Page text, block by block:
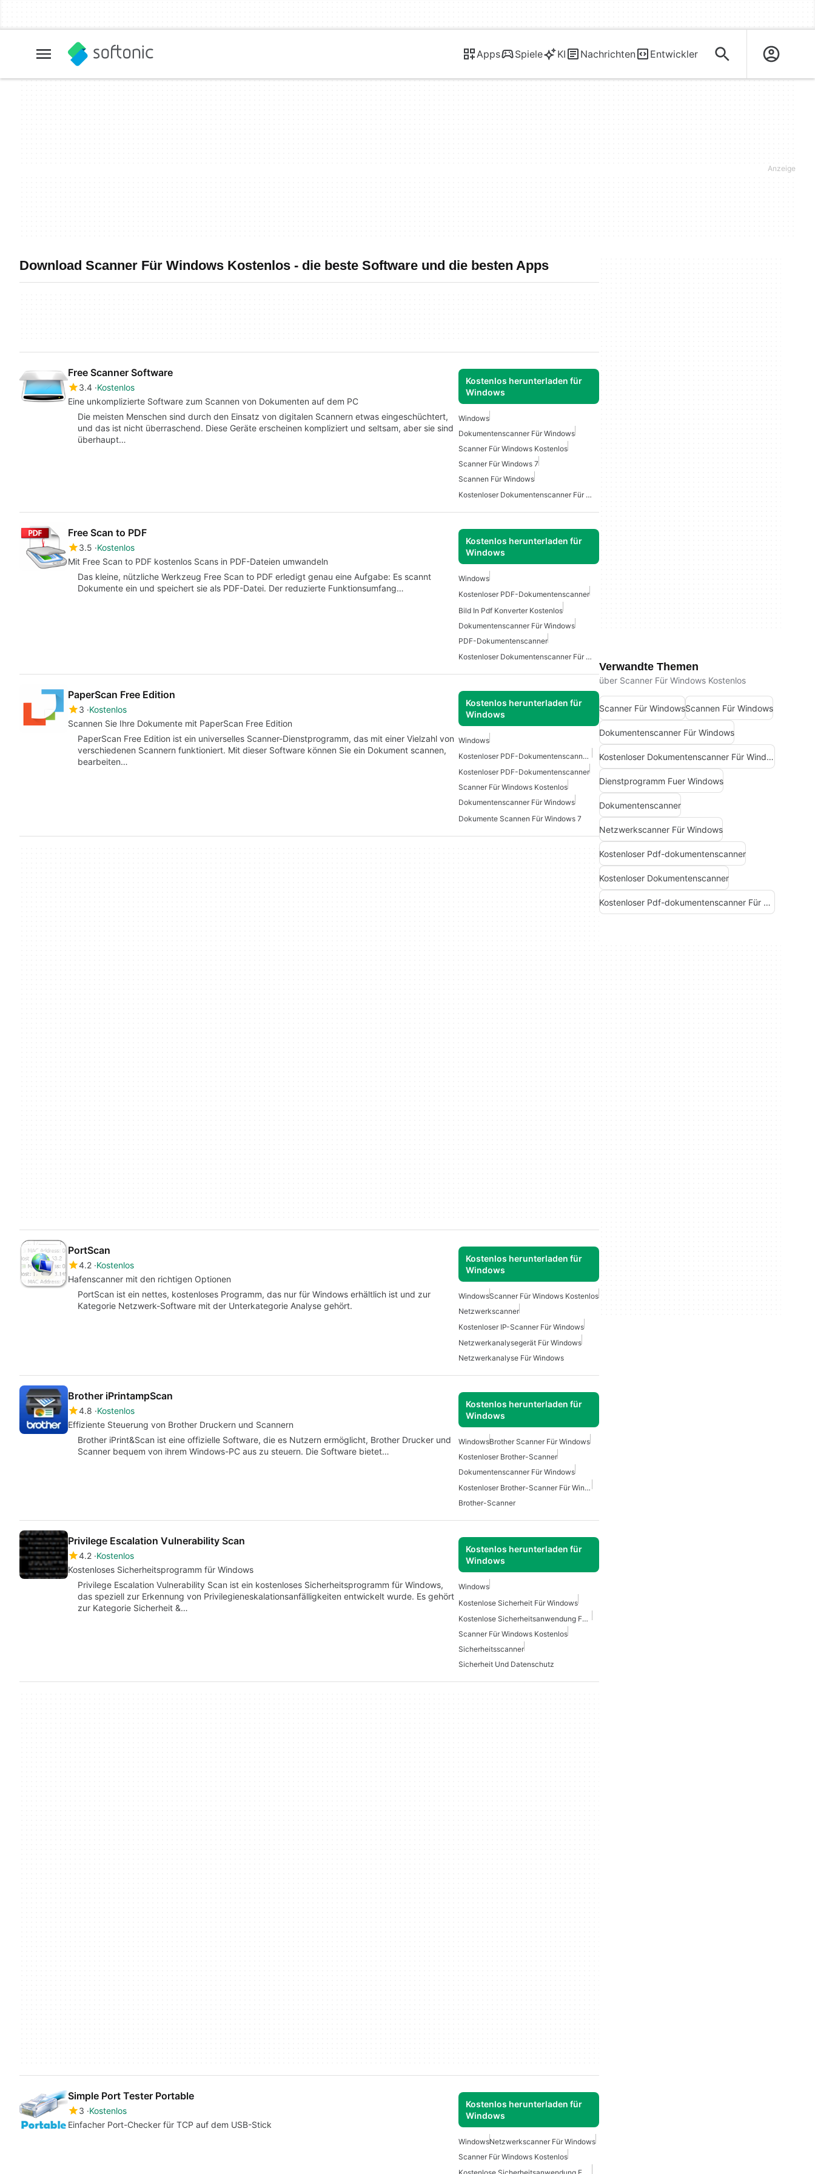
Apps Spiele KI Nachrichten Entwickler
Download Scanner Für Windows Kostenlos - die beste Software und die besten Apps
Free Scanner Software
3.4 Kostenlos
Eine unkomplizierte Software zum Scannen von Dokumenten auf dem PC
Kostenlos herunterladen für
Windows
Die meisten Menschen sind durch den Einsatz von digitalen Scannern etwas eingeschüchtert,
und das ist nicht überraschend. Diese Geräte erscheinen kompliziert und seltsam, aber sie sind
überhaupt…
Windows
Dokumentenscanner Für Windows
Scanner Für Windows Kostenlos
Scanner Für Windows 7
Scannen Für Windows
Kostenloser Dokumentenscanner Für Windows
Free Scan to PDF
3.5 Kostenlos
Mit Free Scan to PDF kostenlos Scans in PDF-Dateien umwandeln
Kostenlos herunterladen für
Windows
Das kleine, nützliche Werkzeug Free Scan to PDF erledigt genau eine Aufgabe: Es scannt
Dokumente ein und speichert sie als PDF-Datei. Der reduzierte Funktionsumfang…
Windows
Kostenloser PDF-Dokumentenscanner
Bild In Pdf Konverter Kostenlos
Dokumentenscanner Für Windows
PDF-Dokumentenscanner
Kostenloser Dokumentenscanner Für Windows
PaperScan Free Edition
3 Kostenlos
Scannen Sie Ihre Dokumente mit PaperScan Free Edition
Kostenlos herunterladen für
Windows
PaperScan Free Edition ist ein universelles Scanner-Dienstprogramm, das mit einer Vielzahl von
verschiedenen Scannern funktioniert. Mit dieser Software können Sie ein Dokument scannen,
bearbeiten…
Windows
Kostenloser PDF-Dokumentenscanner Für Windows
Kostenloser PDF-Dokumentenscanner
Scanner Für Windows Kostenlos
Dokumentenscanner Für Windows
Dokumente Scannen Für Windows 7
PortScan
4.2 Kostenlos
Hafenscanner mit den richtigen Optionen
Kostenlos herunterladen für
Windows
PortScan ist ein nettes, kostenloses Programm, das nur für Windows erhältlich ist und zur
Kategorie Netzwerk-Software mit der Unterkategorie Analyse gehört.
WindowsScanner Für Windows Kostenlos
Netzwerkscanner
Kostenloser IP-Scanner Für Windows
Netzwerkanalysegerät Für Windows
Netzwerkanalyse Für Windows
Brother iPrintampScan
4.8 Kostenlos
Effiziente Steuerung von Brother Druckern und Scannern
Kostenlos herunterladen für
Windows
Brother iPrint&Scan ist eine offizielle Software, die es Nutzern ermöglicht, Brother Drucker und
Scanner bequem von ihrem Windows-PC aus zu steuern. Die Software bietet…
WindowsBrother Scanner Für Windows
Kostenloser Brother-Scanner
Dokumentenscanner Für Windows
Kostenloser Brother-Scanner Für Windows
Brother-Scanner
Privilege Escalation Vulnerability Scan
4.2 Kostenlos
Kostenloses Sicherheitsprogramm für Windows
Kostenlos herunterladen für
Windows
Privilege Escalation Vulnerability Scan ist ein kostenloses Sicherheitsprogramm für Windows,
das speziell zur Erkennung von Privilegieneskalationsanfälligkeiten entwickelt wurde. Es gehört
zur Kategorie Sicherheit &…
Windows
Kostenlose Sicherheit Für Windows
Kostenlose Sicherheitsanwendung Für Windows
Scanner Für Windows Kostenlos
Sicherheitsscanner
Sicherheit Und Datenschutz
Simple Port Tester Portable
3 Kostenlos
Einfacher Port-Checker für TCP auf dem USB-Stick
Kostenlos herunterladen für
Windows
WindowsNetzwerkscanner Für Windows
Scanner Für Windows Kostenlos
Verwandte Themen
über Scanner Für Windows Kostenlos
Scanner Für WindowsScannen Für Windows
Dokumentenscanner Für Windows
Kostenloser Dokumentenscanner Für Windows
Dienstprogramm Fuer Windows
Dokumentenscanner
Netzwerkscanner Für Windows
Kostenloser Pdf-dokumentenscanner
Kostenloser Dokumentenscanner
Kostenloser Pdf-dokumentenscanner Für Windows